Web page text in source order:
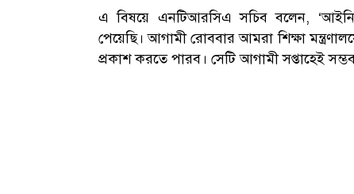
এ বিষয়ে এনটিআরসিএ সচিব বলেন, ‘আইনি
পেয়েছি। আগামী রোববার আমরা শিক্ষা
প্রকাশ করতে পারব। সেটি আগামী সপ্তাহেই